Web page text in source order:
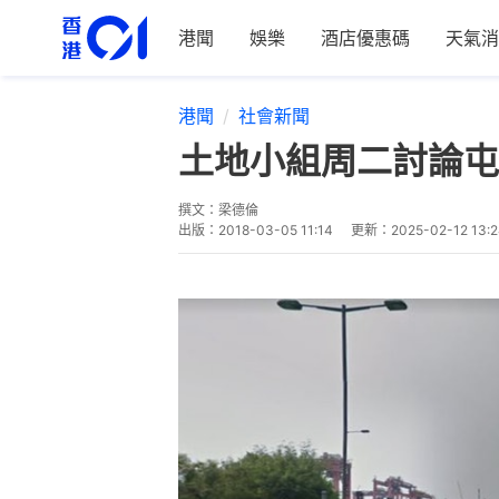
港聞 娛樂 酒店優惠碼 天氣
港聞 社會新聞
土地小組周二討論
撰文： 梁德倫
出版： 2018-03-05 11:14 更新： 2025-02-12